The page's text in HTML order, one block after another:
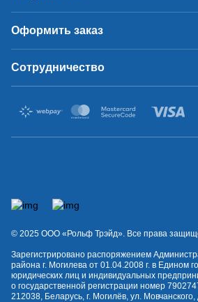
Оформить заказ
Сотрудничество
© 2025 OOO «Рольф Трэйд». Все права
Зарегистрировано распоряжением
района г. Могилева от 01.04.2008 г. в Едином
юридических лиц и индивидуальных
о государственной регистрации номер
212038, Беларусь, г. Могилёв, ул.